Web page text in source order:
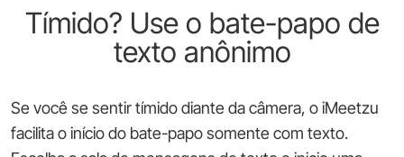
Tímido? Use o bate-papo de
texto anônimo
Se você se sentir tímido diante da câmera, o iMeetzu
facilita o início do bate-papo somente com texto.